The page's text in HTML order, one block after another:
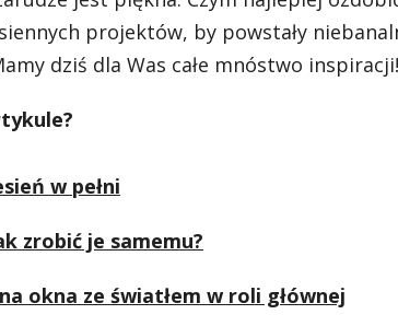
projektów, by powstały
dziś dla Was całe mnóstwo inspiracji!
w pełni
zrobić je samemu?
okna ze światłem w roli głównej